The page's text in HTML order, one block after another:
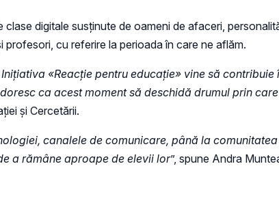
digitale susținute de oameni de afaceri,
cu referire la perioada în care ne aflăm.
«Reacție pentru educație» vine să contribuie
ca acest moment să deschidă drumul prin care
și Cercetării.
canalele de comunicare, până la
a rămâne aproape de elevii lor”, spune Andra